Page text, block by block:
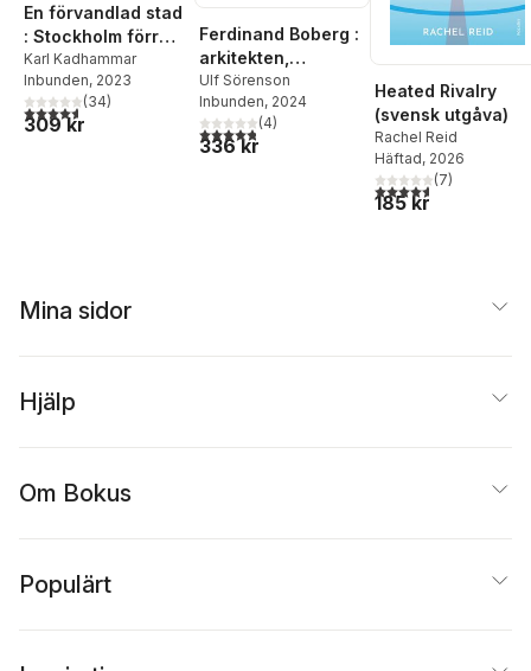
En förvandlad stad
: Stockholm förr
och nu
Karl Kadhammar
Inbunden, 2023
4,6utav 5 stjärnor. Totalt antal röster:
(34)
309 kr
Ferdinand Boberg :
arkitekten,
konstnären,
människan
Ulf Sörenson
Inbunden, 2024
4,8utav 5 stjärnor. Totalt antal röster:
(4)
336 kr
Heated Rivalry
(svensk utgåva)
Rachel Reid
Häftad, 2026
4,6utav 5 stjärnor.
(7)
185 kr
Mina sidor
Hjälp
Om Bokus
Populärt